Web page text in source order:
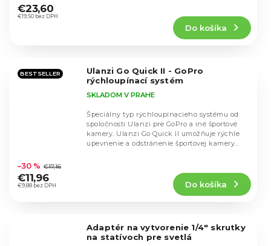
hodnotenie
produktu
hviezdičiek.
€19,50 bez DPH
€23,60
Do košíka
BESTSELLER
Ulanzi Go Quick II - GoPro
rýchloupínací systém
hodnotenie
produktu
je
SKLADOM V PRAHE
€9,88 bez DPH
–30 % €17,16
€11,96
Do košíka
Špeciálny typ rýchloupínacieho systému od
spoločnosti Ulanzi pre GoPro a iné športové
kamery. Ulanzi Go Quick II umožňuje rýchle
upevnenie a odstránenie športovej kamery
Adaptér na vytvorenie 1/4" skrutky
na statívoch pre svetlá